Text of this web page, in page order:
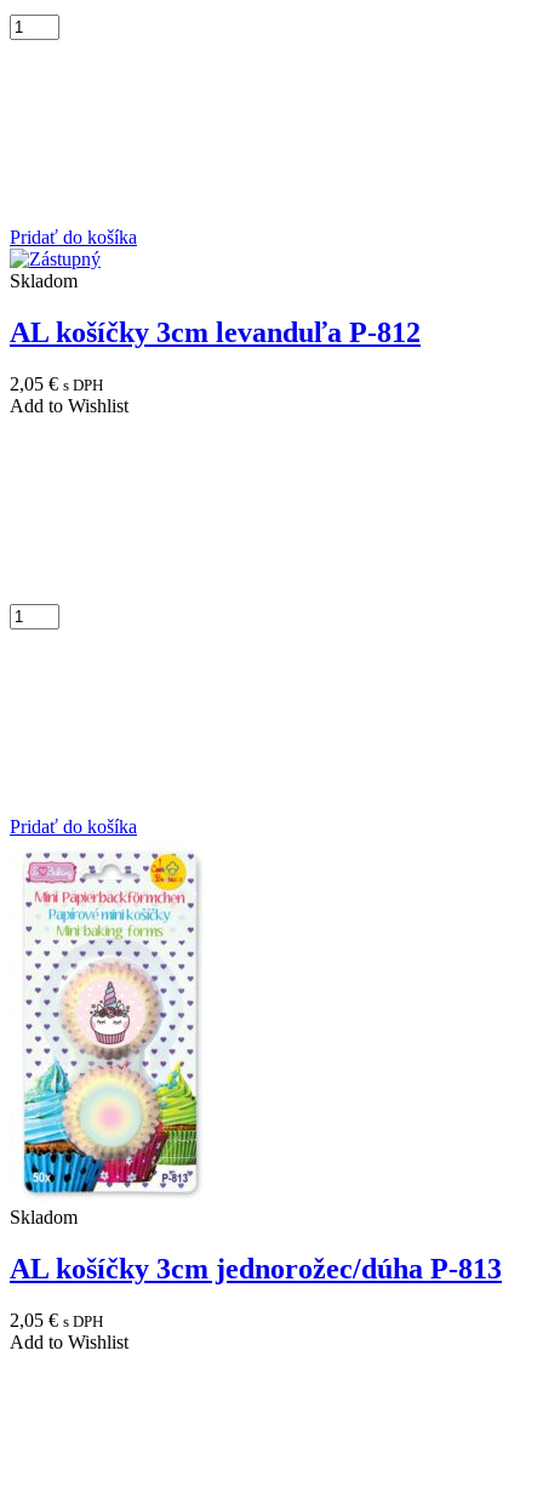
Pridať do košíka
Skladom
AL košíčky 3cm levanduľa P-812
2,05 € s DPH
Add to Wishlist
Pridať do košíka
Skladom
AL košíčky 3cm jednorožec/dúha P-813
2,05 € s DPH
Add to Wishlist